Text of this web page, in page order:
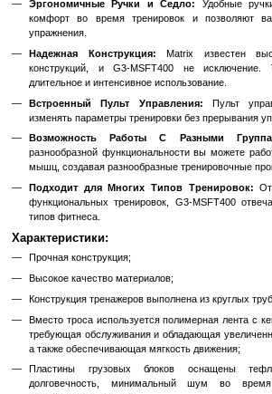
Matrix G3-MSFT400: Мультистанция для
Matrix G3-MSFT400 - это
того, чтобы вы могли проводить
группы мышц. Этот тренажер от Matrix
инновационные технологии и большой
полного комплекса физического развития.
Множественные Функциональности:
широкий спектр упражнений,
кабельные тренировки и
Регулируемые Блоки Весов:
изменять сопротивление и выбор
Эргономичные Ручки и Седло:
комфорт во время тренировок и
упражнения.
Надежная Конструкция:Matrix
конструкций, и G3-MSFT400 не
длительное и интенсивное
Встроенный Пульт Управления: